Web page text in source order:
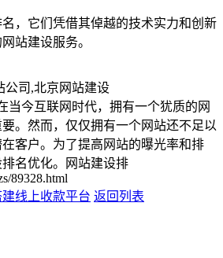
，它们凭借其倬越的技术实力和创新
站建设服务。
公司,北京网站建设
当今互联网时代，拥有一个犹质的网
。然而，仅仅拥有一个网站还不足以
客户。为了提高网站的曝光率和排
名优化。网站建设排
89328.html
建线上收款平台 返回列表